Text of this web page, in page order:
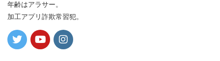
年齢はアラサー。
加工アプリ詐欺常習犯。